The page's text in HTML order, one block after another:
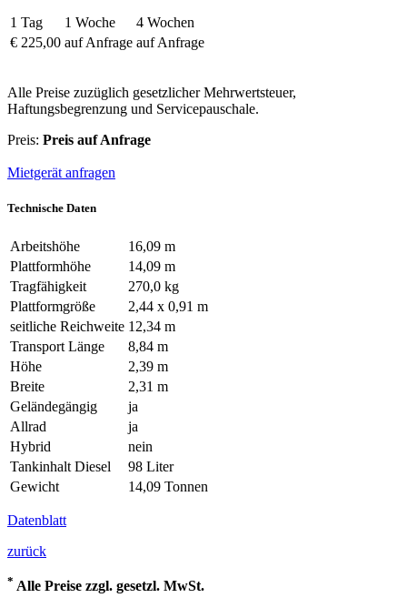
1 Tag 1 Woche
4 Wochen
€ 225,00 auf Anfrage auf Anfrage
Alle Preise zuzüglich gesetzlicher Mehrwertsteuer,
Haftungsbegrenzung und Servicepauschale.
Preis: Preis auf Anfrage
Mietgerät anfragen
Technische Daten
Arbeitshöhe
16,09 m
Plattformhöhe
14,09 m
Tragfähigkeit
270,0 kg
Plattformgröße
2,44 x 0,91 m
seitliche Reichweite 12,34 m
Transport Länge
8,84 m
Höhe
2,39 m
Breite
2,31 m
Geländegängig
ja
Allrad
ja
Hybrid
nein
Tankinhalt Diesel
98 Liter
Gewicht
14,09 Tonnen
Datenblatt
zurück
* Alle Preise zzgl. gesetzl. MwSt.